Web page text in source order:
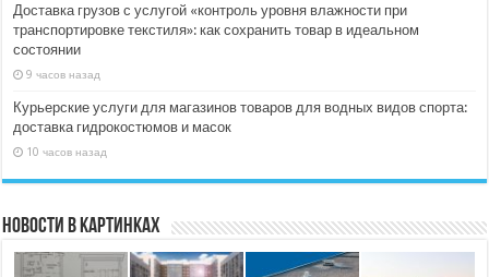
Доставка грузов с услугой «контроль уровня влажности при
транспортировке текстиля»: как сохранить товар в идеальном
состоянии
9 часов назад
Курьерские услуги для магазинов товаров для водных видов спорта:
доставка гидрокостюмов и масок
10 часов назад
Новости в картинках